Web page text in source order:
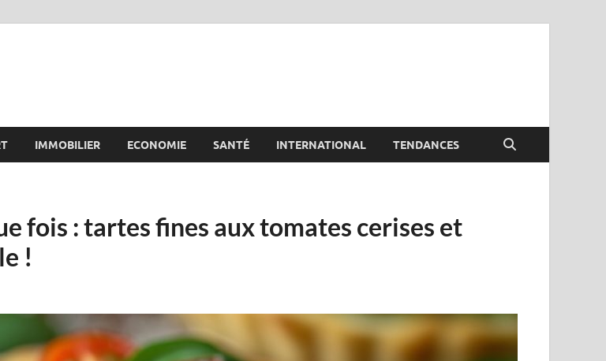
IMMOBILIER ECONOMIE SANTÉ INTERNATIONAL TENDANCES
fois : tartes fines aux tomates cerises et
!